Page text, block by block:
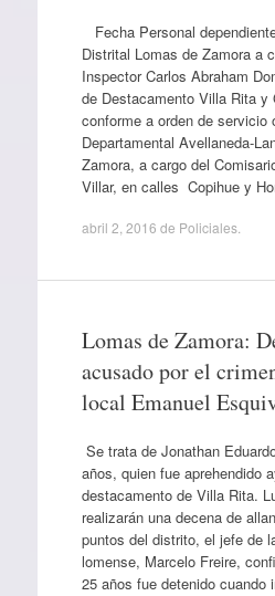
Fecha Personal
Distrital Lomas de Zamora a
Inspector Carlos Abraham
de Destacamento Villa Rita y
conforme a orden de servicio
Departamental Avellaneda-
Zamora, a cargo del
Villar, en calles Copihue y
abril 2, 2016 de Policiales.
Lomas de Zamora:
acusado por el
local Emanuel
Se trata de Jonathan
años, quien fue aprehendido
destacamento de Villa Rita.
realizarán una decena de
puntos del distrito, el jefe de
lomense, Marcelo Freire,
25 años fue detenido